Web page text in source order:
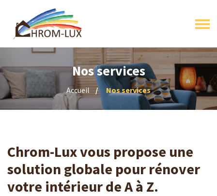
Nos services
Accueil Nos services
Chrom-Lux vous propose une
solution globale pour rénover
votre intérieur de A à Z.